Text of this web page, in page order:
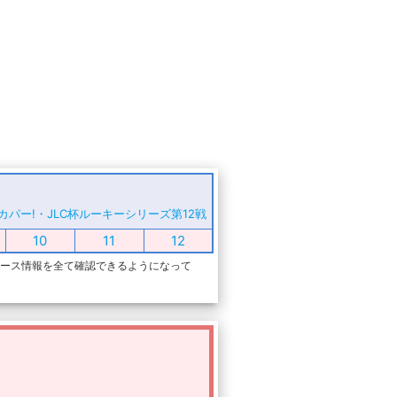
パー!・JLC杯ルーキーシリーズ第12戦
10 11 12
ス情報を全て確認できるようになって